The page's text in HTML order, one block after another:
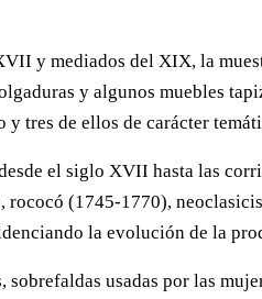
y mediados del XIX, la
y algunos muebles
tres de ellos de carácter
el siglo XVII hasta las
(1745-1770),
la evolución de la
sobrefaldas usadas por las